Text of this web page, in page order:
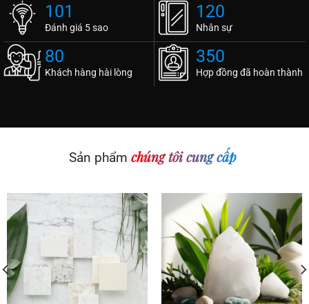
101
Đánh giá 5 sao
120
Nhân sự
80
Khách hàng hài lòng
350
Hợp đồng đã hoàn thành
Sản phẩm chúng tôi cung cấp